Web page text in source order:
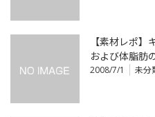
【素材レポ
および体脂肪
2008/7/1 未分